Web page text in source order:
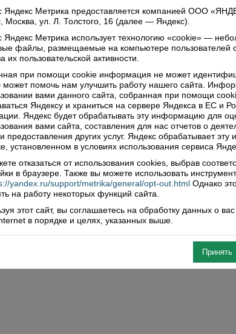
Яндекс Метрика предоставляется компанией ООО
Москва, ул. Л. Толстого, 16 (далее — Яндекс).
Яндекс Метрика использует технологию «cookie» —
файлы, размещаемые на компьютере пользователей
их пользовательской активности.
при помощи cookie информация не может
может помочь нам улучшить работу нашего сайта.
вами данного сайта, собранная при помощи
Яндексу и храниться на сервере Яндекса в ЕС и
Яндекс будет обрабатывать эту информацию для
вами сайта, составления для нас отчетов о
предоставления других услуг. Яндекс обрабатывает
установленном в условиях использования сервиса
отказаться от использования cookies, выбрав
в браузере. Также вы можете использовать инструмент
yandex.ru/support/metrika/general/opt-out.html Однако
на работу некоторых функций сайта.
этот сайт, вы соглашаетесь на обработку данных о
в порядке и целях, указанных выше.
Принять